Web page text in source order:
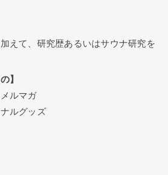
えて、研究歴あるいはサウナ研究を
】
ルマガ
ルグッズ